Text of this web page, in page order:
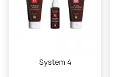
System 4